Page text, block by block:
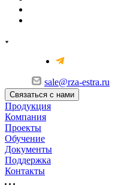
sale@rza-estra.ru
Связаться с нами
Продукция
Компания
Проекты
Обучение
Документы
Поддержка
Контакты